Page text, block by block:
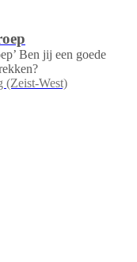
Ben jij een goede
(Zeist-West)